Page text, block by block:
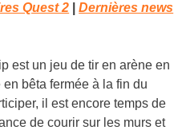
Quest 2 |Dernières news
est un jeu de tir en arène en
bêta fermée à la fin du
il est encore temps de
de courir sur les murs et